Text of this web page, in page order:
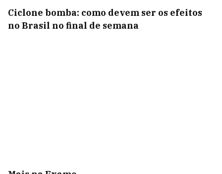
Ciclone bomba: como devem ser os efeitos
no Brasil no final de semana